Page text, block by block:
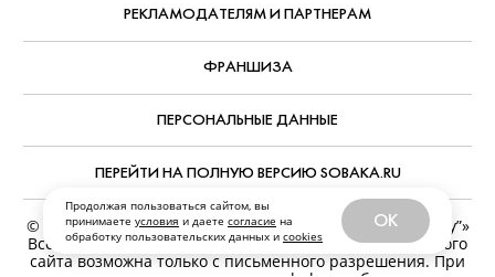
Продолжая пользоваться сайтом, вы
принимаете условия и даете согласие на
обработку пользовательских данных и cookies
OK
РЕКЛАМОДАТЕЛЯМ И ПАРТНЕРАМ
ФРАНШИЗА
ПЕРСОНАЛЬНЫЕ ДАННЫЕ
ПЕРЕЙТИ НА ПОЛНУЮ ВЕРСИЮ SOBAKA.RU
© ООО «Журналы и сайты «Фабрика контента “Точка Ру”»
Все права защищены. Перепечатка материалов данного
сайта возможна только с письменного разрешения. При